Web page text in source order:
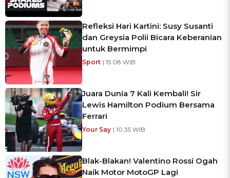
Refleksi Hari Kartini: Susy Susanti
dan Greysia Polii Bicara Keberanian
untuk Bermimpi
Sport | 15:08 WIB
Juara Dunia 7 Kali Kembali! Sir
Lewis Hamilton Podium Bersama
Ferrari
Your Say | 10:35 WIB
Blak-Blakan! Valentino Rossi Ogah
Naik Motor MotoGP Lagi